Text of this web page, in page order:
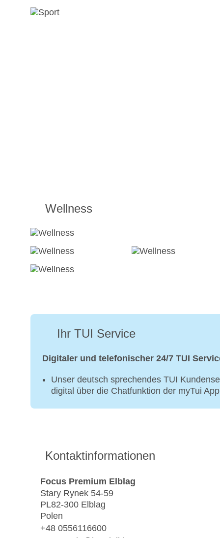
Wellness
Ihr TUI Service
Digitaler und telefonischer 24/7 TUI
Unser deutsch sprechendes TUI
digital über die Chatfunktion der myTui
Kontaktinformationen
Focus Premium Elblag
Stary Rynek 54-59
PL82-300 Elblag
Polen
+48 0556116600